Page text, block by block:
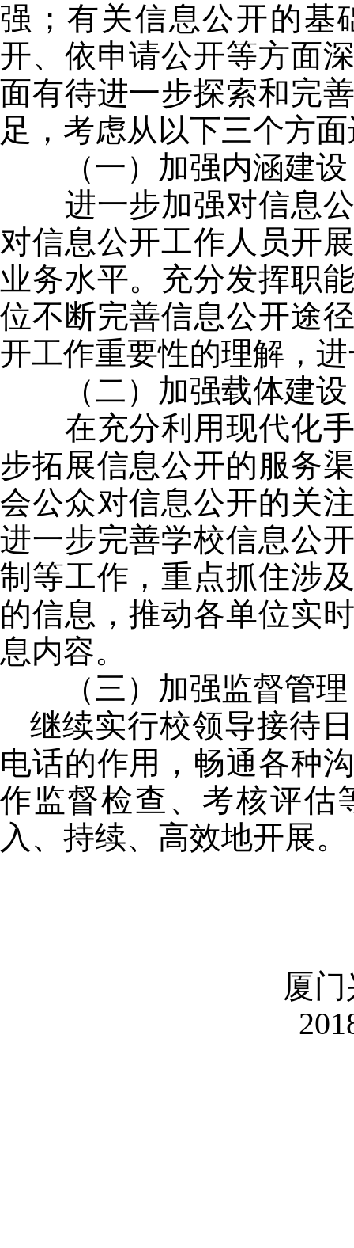
强；有关信息公开的基
开、依申请公开等方面
面有待进一步探索和完
足，考虑从以下三个方
（一）加强内涵建设
进一步加强对信息公
对信息公开工作人员开
业务水平。充分发挥职
位不断完善信息公开途
开工作重要性的理解，
（二）加强载体建设
在充分利用现代化手
步拓展信息公开的服务
会公众对信息公开的关
进一步完善学校信息公
制等工作，重点抓住涉
的信息，推动各单位实
息内容。
（三）加强监督管理
继续实行校领导接待
电话的作用，畅通各种
作监督检查、考核评估
入、持续、高效地开展。
厦